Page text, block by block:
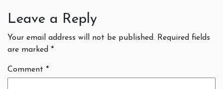
Leave a Reply
Your email address will not be published. Required fields
are marked *
Comment *